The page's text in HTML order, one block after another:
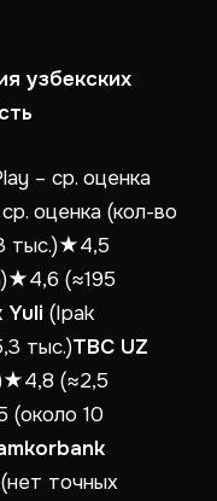
узбекских
– ср. оценка
оценка (кол-во
тыс.)★4,5
(≈195
Yuli (Ipak
тыс.)TBC UZ
(≈2,5
(около 10
точных